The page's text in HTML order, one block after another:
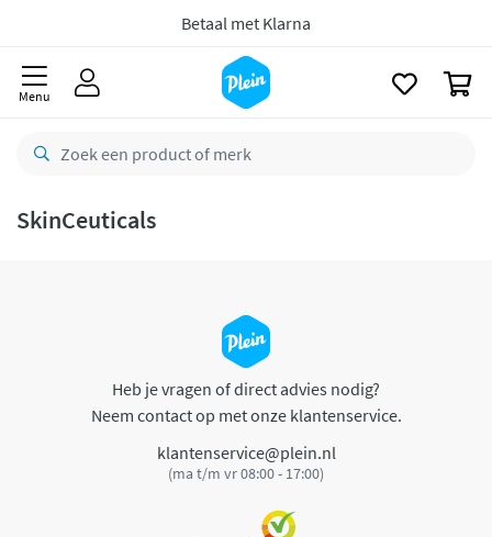
Betaal met Klarna
Menu
SkinCeuticals
Heb je vragen of direct advies nodig?
Neem contact op met onze klantenservice.
klantenservice@plein.nl
(ma t/m vr 08:00 - 17:00)